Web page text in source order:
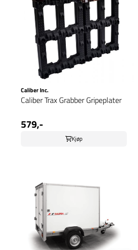
Caliber Inc.
Caliber Trax Grabber Gripeplater
579,-
Kjøp